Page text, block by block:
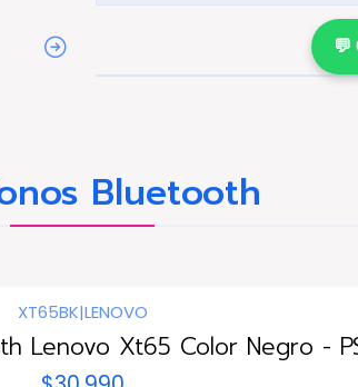
💬
Bluetooth
XT65BK|LENOVO
Lenovo Xt65 Color Negro -